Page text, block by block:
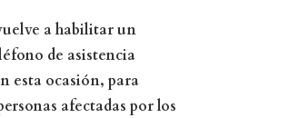
a habilitar un
de asistencia
esta ocasión, para
afectadas por los